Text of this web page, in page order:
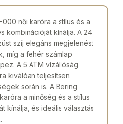
000 női karóra a stílus és a
kombinációját kínálja. A 24
szíj elegáns megjelenést
míg a fehér számlap
A 5 ATM vízállóság
kiválóan teljesítsen
során is. A Bering
a minőség és a stílus
kínálja, és ideális választás